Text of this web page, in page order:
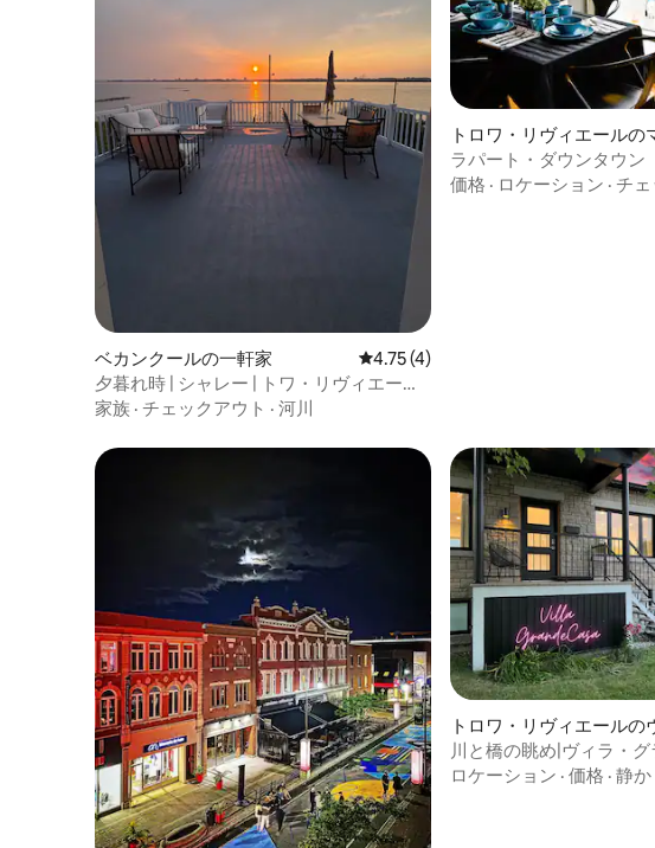
ベカンクールの一軒家 レビュー4件、5つ星中4.75つ星の平
4.75 (4)
夕暮れ時 | シャレー | トワ・リヴィエール
近く
家族 · チェックアウト · 河川
トロワ・リヴィエールの
ション・アパート
ラパート・ダウンタウン
価格 · ロケーション · チェ
トロワ・リヴィエールの
ラ
川と橋の眺め|ヴィラ・
ロケーション · 価格 · 静か